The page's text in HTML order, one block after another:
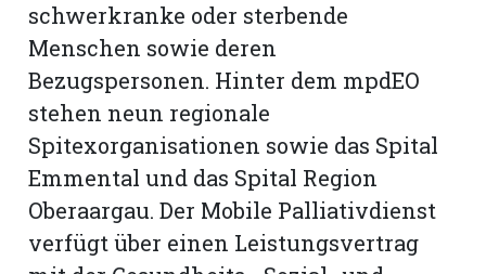
schwerkranke oder sterbende
Menschen sowie deren
Bezugspersonen. Hinter dem mpdEO
stehen neun regionale
Spitexorganisationen sowie das Spital
Emmental und das Spital Region
Oberaargau. Der Mobile Palliativdienst
verfügt über einen Leistungsvertrag